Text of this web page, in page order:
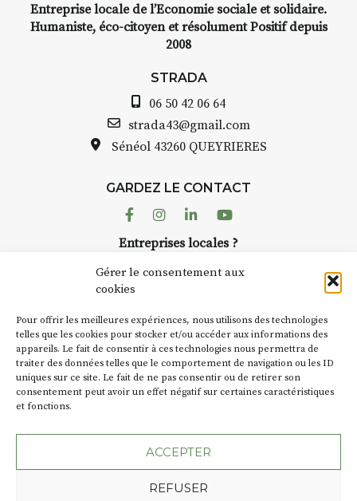
Gérer le consentement aux
cookies
Pour offrir les meilleures expériences, nous utilisons des technologies
telles que les cookies pour stocker et/ou accéder aux informations des
appareils. Le fait de consentir à ces technologies nous permettra de
traiter des données telles que le comportement de navigation ou les ID
uniques sur ce site. Le fait de ne pas consentir ou de retirer son
consentement peut avoir un effet négatif sur certaines caractéristiques
et fonctions.
ACCEPTER
REFUSER
Entreprise locale de l’Economie sociale et solidaire.
Humaniste, éco-citoyen et résolument Positif depuis
2008
STRADA
06 50 42 06 64
strada43@gmail.com
Sénéol 43260 QUEYRIERES
GARDEZ LE CONTACT
FacebookInstagram
LinkedinYoutube
Entreprises locales ?
Suivez toute l'actu de Strada